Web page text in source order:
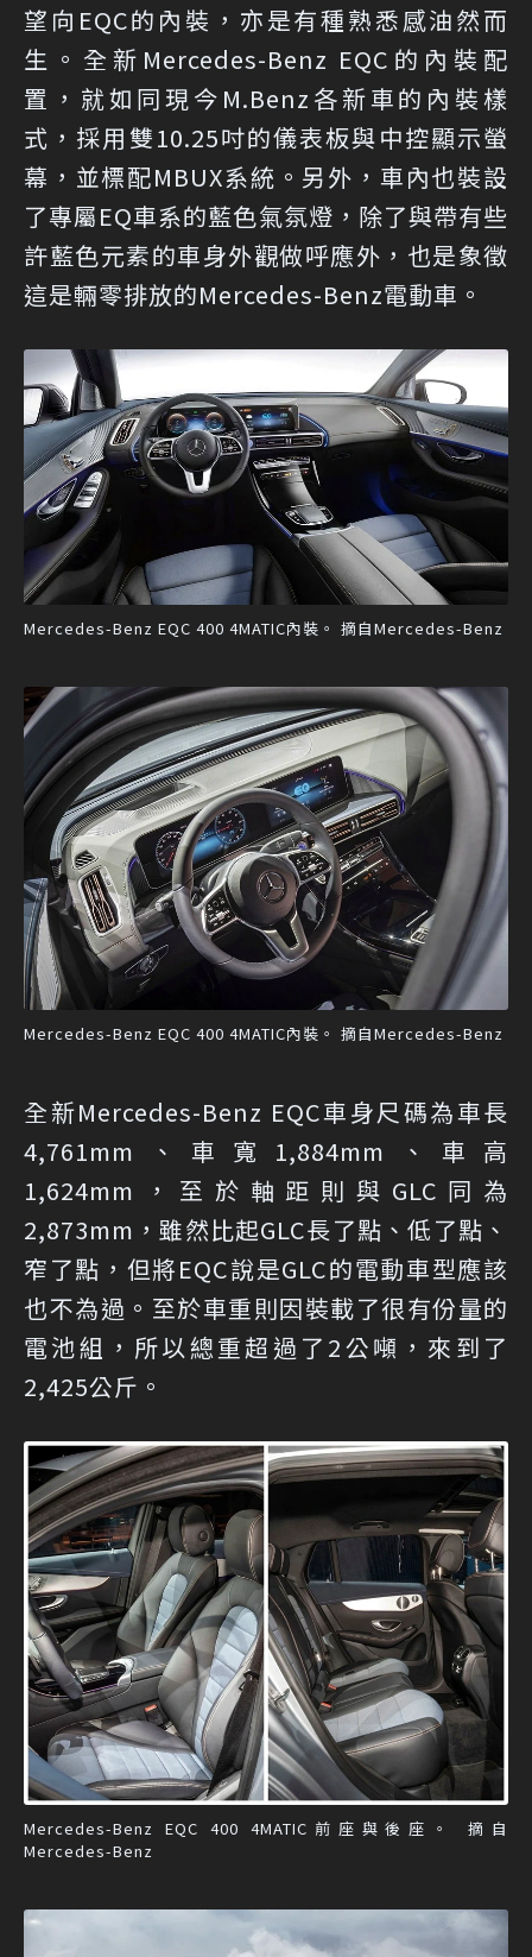
望向EQC的內裝，亦是有種熟悉感油然而
生。全新Mercedes-Benz EQC的內裝配
置，就如同現今M.Benz各新車的內裝樣
式，採用雙10.25吋的儀表板與中控顯示螢
幕，並標配MBUX系統。另外，車內也裝設
了專屬EQ車系的藍色氣氛燈，除了與帶有些
許藍色元素的車身外觀做呼應外，也是象徵
這是輛零排放的Mercedes-Benz電動車。
Mercedes-Benz EQC 400 4MATIC內裝。 摘自Mercedes-Benz
Mercedes-Benz EQC 400 4MATIC內裝。 摘自Mercedes-Benz
全新Mercedes-Benz EQC車身尺碼為車長
4,761mm、車寬1,884mm、車高
1,624mm，至於軸距則與GLC同為
2,873mm，雖然比起GLC長了點、低了點、
窄了點，但將EQC說是GLC的電動車型應該
也不為過。至於車重則因裝載了很有份量的
電池組，所以總重超過了2公噸，來到了
2,425公斤。
Mercedes-Benz EQC 400 4MATIC前座與後座。 摘自
Mercedes-Benz